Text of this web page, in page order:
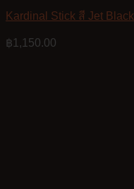
Kardinal Stick สี Jet Black
฿1,150.00